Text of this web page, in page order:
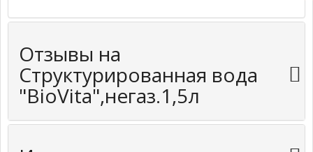
Отзывы на
Структурированная вода
"BioVita",негаз.1,5л